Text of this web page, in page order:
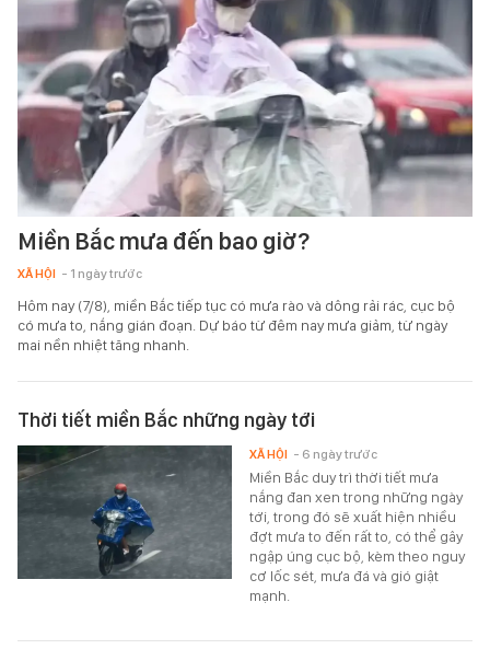
Miền Bắc mưa đến bao giờ?
XÃ HỘI - 1 ngày trước
Hôm nay (7/8), miền Bắc tiếp tục có mưa rào và dông rải rác, cục bộ
có mưa to, nắng gián đoạn. Dự báo từ đêm nay mưa giảm, từ ngày
mai nền nhiệt tăng nhanh.
Thời tiết miền Bắc những ngày tới
Miền Bắc duy trì thời tiết mưa
nắng đan xen trong những ngày
tới, trong đó sẽ xuất hiện nhiều
đợt mưa to đến rất to, có thể gây
ngập úng cục bộ, kèm theo nguy
cơ lốc sét, mưa đá và gió giật
mạnh.
XÃ HỘI - 6 ngày trước